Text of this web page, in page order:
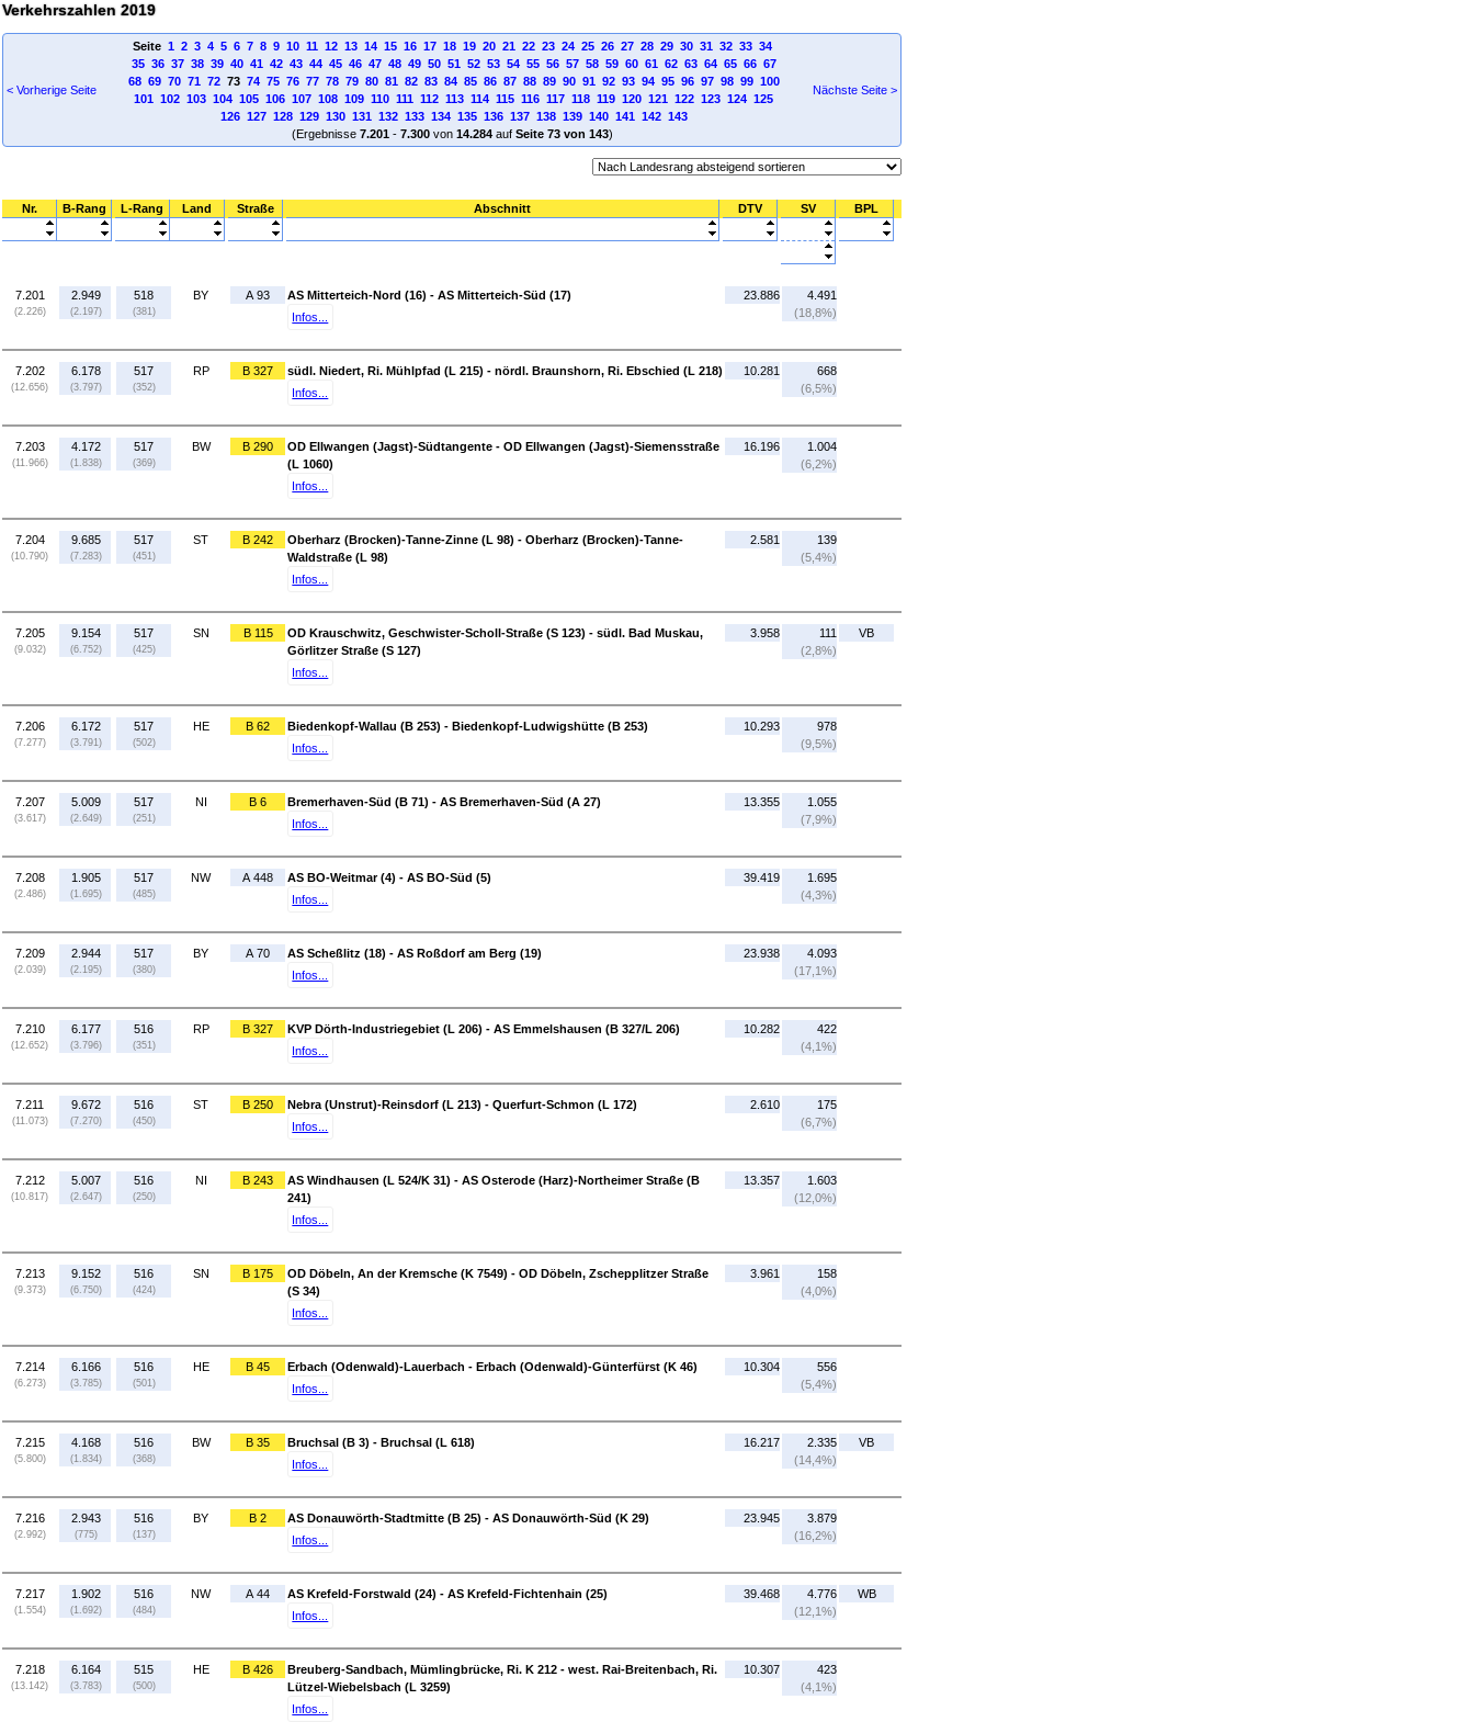
Verkehrszahlen 2019
< Vorherige Seite
Seite 1 2 3 4 5 6 7 8 9 10 11 12 13 14 15 16 17 18 19 20 21 22 23 24 25 26 27 28 29 30 31 32 33 34
35 36 37 38 39 40 41 42 43 44 45 46 47 48 49 50 51 52 53 54 55 56 57 58 59 60 61 62 63 64 65 66 67
68 69 70 71 7273 74 75 76 77 78 79 80 81 82 83 84 85 86 87 88 89 90 91 92 93 94 95 96 97 98 99 100
101 102 103 104 105 106 107 108 109 110 111 112 113 114 115 116 117 118 119 120 121 122 123 124 125
126 127 128 129 130 131 132 133 134 135 136 137 138 139 140 141 142 143
(Ergebnisse 7.201- 7.300von 14.284auf Seite 73 von 143)
Nächste Seite >
Nr. B-Rang L-Rang Land Straße Abschnitt DTV SV BPL
7.201
(2.226)
2.949
(2.197)
518
(381)
BY A 93
AS Mitterteich-Nord (16) - AS Mitterteich-Süd (17)
Infos...
23.886
4.491
(18,8%)
7.202
(12.656)
6.178
(3.797)
517
(352)
RP B 327
südl. Niedert, Ri. Mühlpfad (L 215) - nördl. Braunshorn, Ri. Ebschied (L 218)
Infos...
10.281
668
(6,5%)
7.203
(11.966)
4.172
(1.838)
517
(369)
BW B 290
OD Ellwangen (Jagst)-Südtangente - OD Ellwangen (Jagst)-Siemensstraße
(L 1060)
Infos...
16.196
1.004
(6,2%)
7.204
(10.790)
9.685
(7.283)
517
(451)
ST B 242
Oberharz (Brocken)-Tanne-Zinne (L 98) - Oberharz (Brocken)-Tanne-
Waldstraße (L 98)
Infos...
2.581
139
(5,4%)
7.205
(9.032)
9.154
(6.752)
517
(425)
SN B 115
OD Krauschwitz, Geschwister-Scholl-Straße (S 123) - südl. Bad Muskau,
Görlitzer Straße (S 127)
Infos...
3.958
111
(2,8%)
VB
7.206
(7.277)
6.172
(3.791)
517
(502)
HE B 62
Biedenkopf-Wallau (B 253) - Biedenkopf-Ludwigshütte (B 253)
Infos...
10.293
978
(9,5%)
7.207
(3.617)
5.009
(2.649)
517
(251)
NI B 6
Bremerhaven-Süd (B 71) - AS Bremerhaven-Süd (A 27)
Infos...
13.355
1.055
(7,9%)
7.208
(2.486)
1.905
(1.695)
517
(485)
NW A 448
AS BO-Weitmar (4) - AS BO-Süd (5)
Infos...
39.419
1.695
(4,3%)
7.209
(2.039)
2.944
(2.195)
517
(380)
BY A 70
AS Scheßlitz (18) - AS Roßdorf am Berg (19)
Infos...
23.938
4.093
(17,1%)
7.210
(12.652)
6.177
(3.796)
516
(351)
RP B 327
KVP Dörth-Industriegebiet (L 206) - AS Emmelshausen (B 327/L 206)
Infos...
10.282
422
(4,1%)
7.211
(11.073)
9.672
(7.270)
516
(450)
ST B 250
Nebra (Unstrut)-Reinsdorf (L 213) - Querfurt-Schmon (L 172)
Infos...
2.610
175
(6,7%)
7.212
(10.817)
5.007
(2.647)
516
(250)
NI B 243
AS Windhausen (L 524/K 31) - AS Osterode (Harz)-Northeimer Straße (B
241)
Infos...
13.357
1.603
(12,0%)
7.213
(9.373)
9.152
(6.750)
516
(424)
SN B 175
OD Döbeln, An der Kremsche (K 7549) - OD Döbeln, Zschepplitzer Straße
(S 34)
Infos...
3.961
158
(4,0%)
7.214
(6.273)
6.166
(3.785)
516
(501)
HE B 45
Erbach (Odenwald)-Lauerbach - Erbach (Odenwald)-Günterfürst (K 46)
Infos...
10.304
556
(5,4%)
7.215
(5.800)
4.168
(1.834)
516
(368)
BW B 35
Bruchsal (B 3) - Bruchsal (L 618)
Infos...
16.217
2.335
(14,4%)
VB
7.216
(2.992)
2.943
(775)
516
(137)
BY B 2
AS Donauwörth-Stadtmitte (B 25) - AS Donauwörth-Süd (K 29)
Infos...
23.945
3.879
(16,2%)
7.217
(1.554)
1.902
(1.692)
516
(484)
NW A 44
AS Krefeld-Forstwald (24) - AS Krefeld-Fichtenhain (25)
Infos...
39.468
4.776
(12,1%)
WB
7.218
(13.142)
6.164
(3.783)
515
(500)
HE B 426
Breuberg-Sandbach, Mümlingbrücke, Ri. K 212 - west. Rai-Breitenbach, Ri.
Lützel-Wiebelsbach (L 3259)
Infos...
10.307
423
(4,1%)